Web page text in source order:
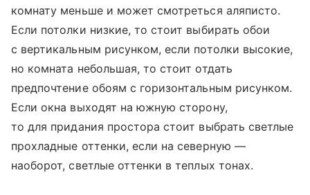
комнату меньше и может смотреться аляписто.
Если потолки низкие, то стоит выбирать обои
с вертикальным рисунком, если потолки высокие,
но комната небольшая, то стоит отдать
предпочтение обоям с горизонтальным рисунком.
Если окна выходят на южную сторону,
то для придания простора стоит выбрать светлые
прохладные оттенки, если на северную —
наоборот, светлые оттенки в теплых тонах.